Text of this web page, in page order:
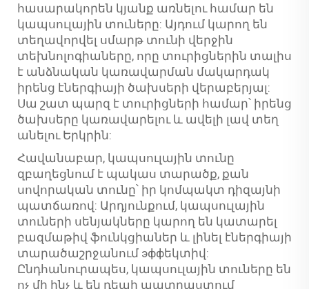
հասարակորեն կյանք առնելու համար են
կապսուլային տուները: Այդում կարող են
տեղավորվել սմարթ տունի վերջին
տեխնոլոգիաները, որը տուրիցներին տալիս
է անձնական կառավարման մակարդակ
իրենց էներգիայի ծախսերի վերաբերյալ:
Սա շատ պարզ է տուրիցների համար՝ իրենց
ծախսերը կառավարելու և ավելի լավ տեղ
անելու Երկրին:
Հավանաբար, կապսուլային տունը
զբաղեցնում է պակաս տարածք, քան
սովորական տունը՝ իր կոմպակտ դիզայնի
պատճառով: Արդյունքում, կապսուլային
տուների սենյակները կարող են կատարել
բազմաթիվ ֆունկցիաներ և լինել էներգիայի
տարածաշրջանում эффեկտիվ:
Ընդհանուրապես, կապսուլային տուները են
ոչ մի ինչ և են դեպի պատրաստում